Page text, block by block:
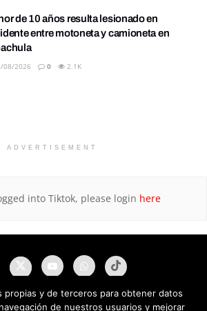
de 10 años resulta lesionado en
entre motoneta y camioneta en
08/2026 0 2.1K
ADVERTISEMENT
into Tiktok, please login here
propias y de terceros para obtener datos
de nuestros usuarios y mejorar